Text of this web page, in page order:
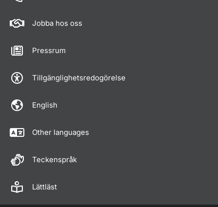
Jobba hos oss
Pressrum
Tillgänglighetsredogörelse
English
Other languages
Teckenspråk
Lättläst